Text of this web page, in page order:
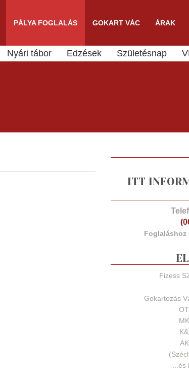
PÁLYA FOGLALÁS GOKART VÁC ÁRAK
Nyári tábor Edzések Születésnap
ITT
Foglaláshoz
Fizess
Gokartozás